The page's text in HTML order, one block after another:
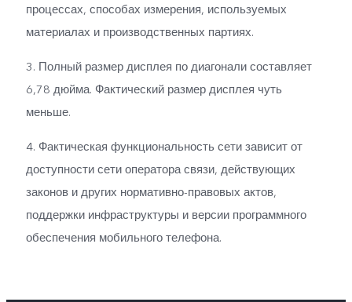
процессах, способах измерения, используемых
материалах и производственных партиях.
3. Полный размер дисплея по диагонали составляет
6,78 дюйма. Фактический размер дисплея чуть
меньше.
4. Фактическая функциональность сети зависит от
доступности сети оператора связи, действующих
законов и других нормативно-правовых актов,
поддержки инфраструктуры и версии программного
обеспечения мобильного телефона.